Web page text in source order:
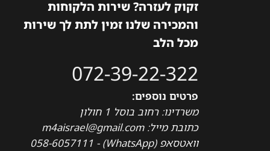
זקוק לעזרה? שירות הלקוחות
והמכירה שלנו זמין לתת לך שירות
מכל הלב
072-39-22-322
פרטים נוספים:
משרדינו: רחוב בוסל 1 חולון
כתובת מייל: m4aisrael@gmail.com
וואטסאפ (WhatsApp) - 058-6057111